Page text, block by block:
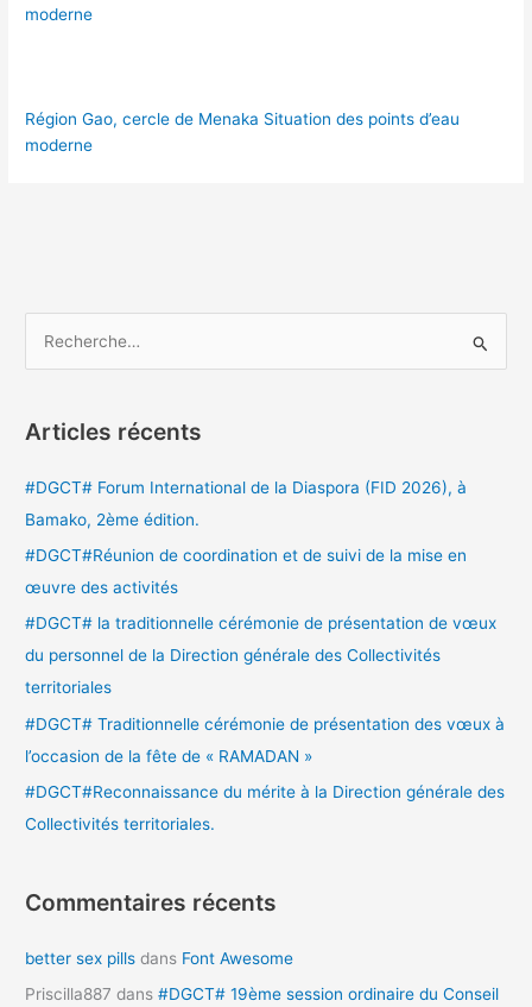
moderne
Région Gao, cercle de Menaka Situation des points d’eau
moderne
h
r
:
Articles récents
#DGCT# Forum International de la Diaspora (FID 2026), à
Bamako, 2ème édition.
#DGCT#Réunion de coordination et de suivi de la mise en
œuvre des activités
#DGCT# la traditionnelle cérémonie de présentation de vœux
du personnel de la Direction générale des Collectivités
territoriales
#DGCT# Traditionnelle cérémonie de présentation des vœux à
l’occasion de la fête de « RAMADAN »
#DGCT#Reconnaissance du mérite à la Direction générale des
Collectivités territoriales.
Commentaires récents
better sex pills dans Font Awesome
Priscilla887 dans#DGCT# 19ème session ordinaire du Conseil